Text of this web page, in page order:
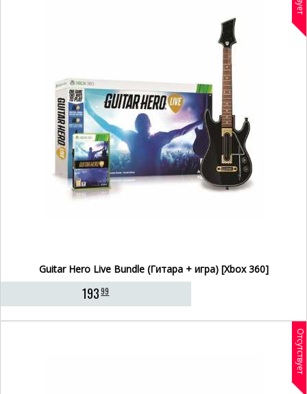
Guitar Hero Live Bundle (Гитара + игра) [Xbox 360]
19399
Отсутствует